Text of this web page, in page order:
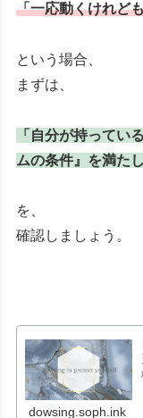
「一応動くけれど
という場合、
まずは、
「自分が持ってい
ムの条件』を満た
を、
確認しましょう。
dowsing.soph.ink